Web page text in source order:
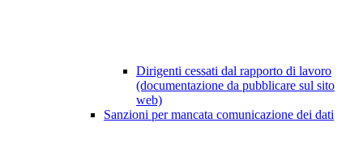
Dirigenti cessati dal rapporto di lavoro
(documentazione da pubblicare sul sito
web)
Sanzioni per mancata comunicazione dei dati